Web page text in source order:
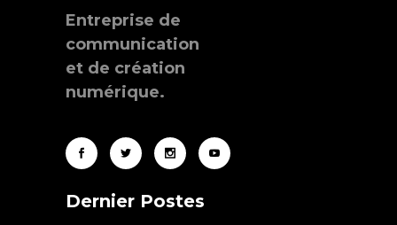
Entreprise de
communication
et de création
numérique.
Dernier Postes